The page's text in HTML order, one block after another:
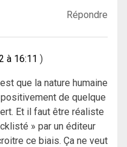
Répondre
à 16:11
que la nature humaine
de quelque
Et il faut être réaliste
» par un éditeur
ce biais. Ça ne veut